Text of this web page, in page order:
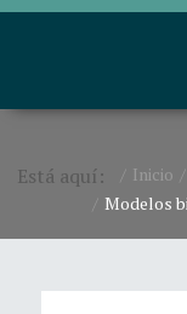
Está aquí: Inicio
Modelos